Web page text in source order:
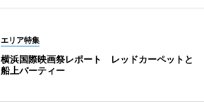
エリア特集
横浜国際映画祭レポート レッドカーペットと
船上パーティー